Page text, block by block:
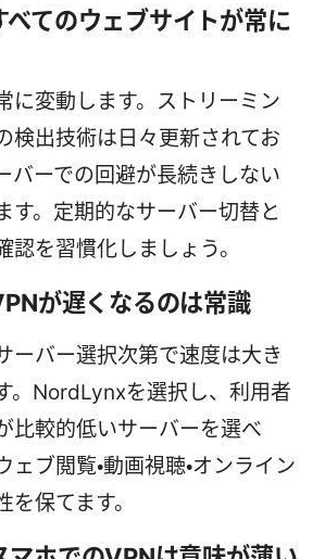
てのウェブサイトが常に
に変動します。ストリーミン
検出技術は日々更新されてお
バーでの回避が長続きしない
す。定期的なサーバー切替と
認を習慣化しましょう。
が遅くなるのは常識
ーバー選択次第で速度は大き
。NordLynxを選択し、利用者
比較的低いサーバーを選べ
ブ閲覧・動画視聴・オンライン
保てます。